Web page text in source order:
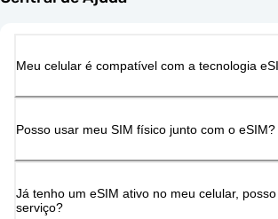
Meu celular é compatível com a tecnologia
Posso usar meu SIM físico junto com o eSIM?
Já tenho um eSIM ativo no meu celular,
serviço?